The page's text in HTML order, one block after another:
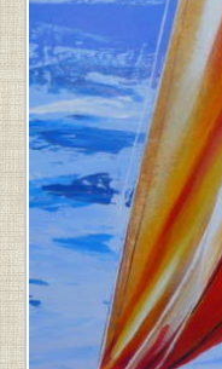
9
JANVIER
2025
À
11
H
35
MIN.